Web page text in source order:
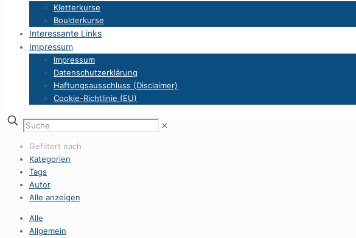
Kletterkurse
Boulderkurse
Interessante Links
Impressum
Impressum
Datenschutzerklärung
Haftungsausschluss (Disclaimer)
Cookie-Richtlinie (EU)
✕
Gefiltert nach
Kategorien
Tags
Autor
Alle anzeigen
Alle
Allgemein